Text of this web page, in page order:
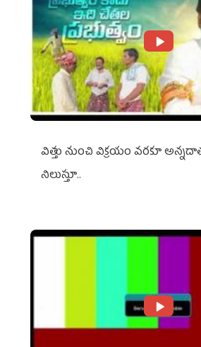
విత్తు నుంచి విక్రయం వరకూ
నిలుస్తూ..